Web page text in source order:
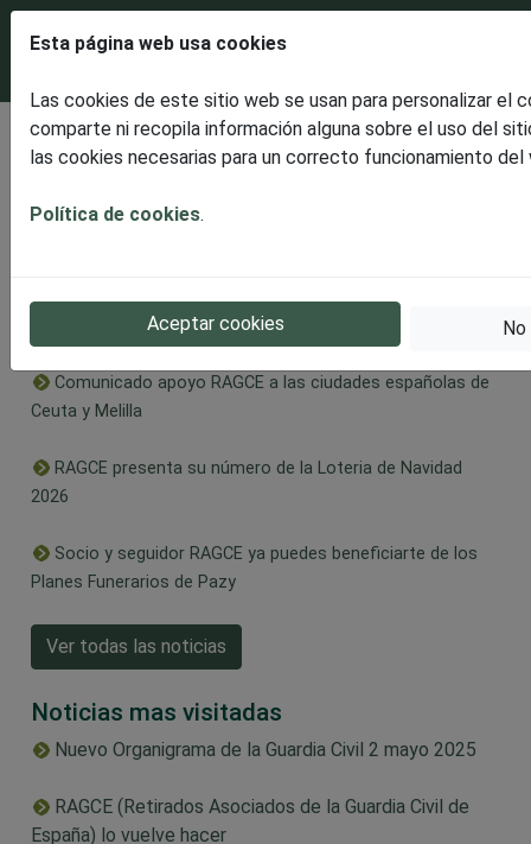
Últimas noticias
TOTAL
Solidaria, dedicada este año al Alzheimer en apoyo a
Comunicado apoyo RAGCE a las ciudades españolas de
Ceuta y Melilla
RAGCE presenta su número de la Loteria de Navidad
2026
Socio y seguidor RAGCE ya puedes beneficiarte de los
Planes Funerarios de Pazy
Ver todas las noticias
Noticias mas visitadas
Nuevo Organigrama de la Guardia Civil 2 mayo 2025
RAGCE (Retirados Asociados de la Guardia Civil de
España) lo vuelve hacer
Esta página web usa cookies
Las cookies de este sitio web se usan para personalizar el
comparte ni recopila información alguna sobre el uso del
las cookies necesarias para un correcto funcionamiento del
Política de cookies.
Aceptar cookies